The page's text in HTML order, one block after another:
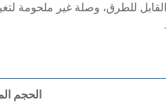
للطرق، وصلة غير ملحومة
الحجم